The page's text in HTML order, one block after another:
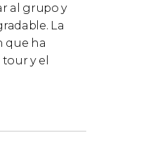
al grupo y
La
que ha
y el